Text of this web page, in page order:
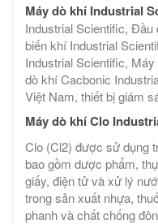
Máy dò khí Industrial
Industrial Scientific,
biến khí Industrial
Industrial Scientific,
dò khí Cacbonic
Việt Nam, thiết bị giám
Máy dò khí Clo
Clo (Cl2) được sử dụng
bao gồm dược phẩm,
giấy, điện tử và xử lý
trong sản xuất nhựa,
phanh và chất chống